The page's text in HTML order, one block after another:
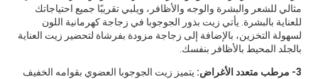
مثالي للشعر والبشرة والوجه والأظافر، ويلبي تقريبًا جميع احتياجاتك
للعناية بالبشرة. يأتي زيت بذور الجوجوبا في زجاجة كهرمانية اللون
لسهولة التخزين، بالإضافة إلى زجاجة مزودة بفرشاة لتحضير زيت العناية
بالجلد المحيط بالأظافر بنفسك.
3- مرطب متعدد الأغراض:
يتميز زيت الجوجوبا العضوي بقوامه الخفيف